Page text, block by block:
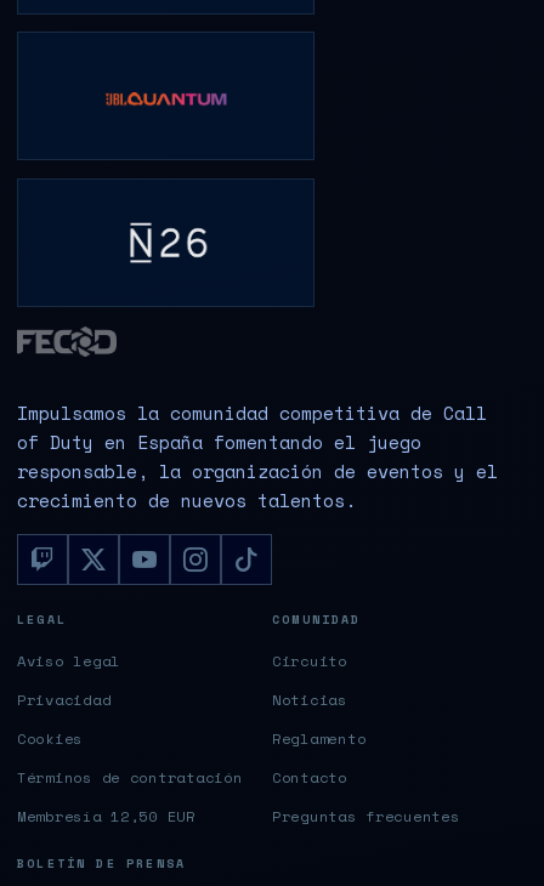
Impulsamos la comunidad competitiva de Call
of Duty en España fomentando el juego
responsable, la organización de eventos y el
crecimiento de nuevos talentos.
LEGAL
Aviso legal
Privacidad
Cookies
Términos de contratación
Membresía 12,50 EUR
COMUNIDAD
Circuito
Noticias
Reglamento
Contacto
Preguntas frecuentes
BOLETÍN DE PRENSA